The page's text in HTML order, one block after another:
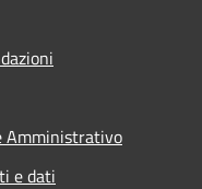
Amministrativo
e dati